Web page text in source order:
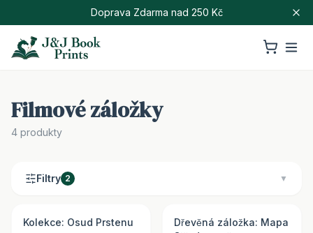
Doprava Zdarma nad 250 Kč
Filmové záložky
4 produkty
Filtry 2 ▼
SLEVA 16 %
Kolekce: Osud Prstenu
Dřevěná záložka: Mapa